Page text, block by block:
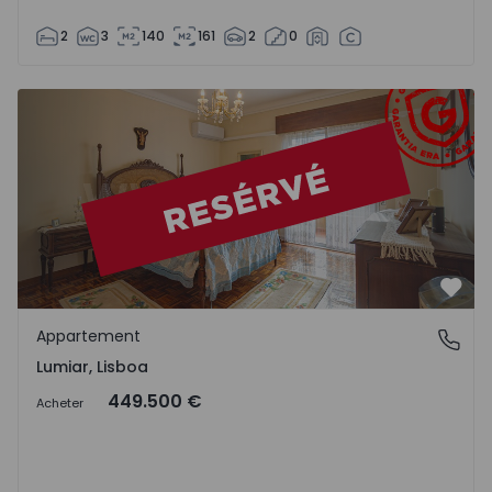
2 3 140 161 2 0
Appartement T2 Lisboa, Lumiar - 1520456 - 2
Lumiar, Lisboa
Appartement
Lumiar, Lisboa
Acheter 449.500 €